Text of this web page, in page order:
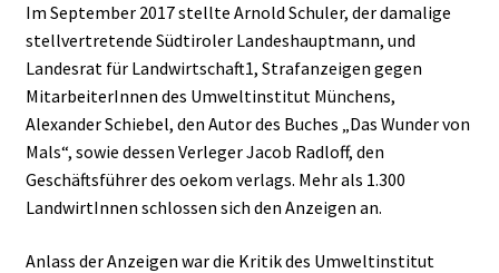
Im September 2017 stellte Arnold Schuler, der damalige
stellvertretende Südtiroler Landeshauptmann, und
Landesrat für Landwirtschaft1, Strafanzeigen gegen
MitarbeiterInnen des Umweltinstitut Münchens,
Alexander Schiebel, den Autor des Buches „Das Wunder von
Mals“, sowie dessen Verleger Jacob Radloff, den
Geschäftsführer des oekom verlags. Mehr als 1.300
LandwirtInnen schlossen sich den Anzeigen an.
Anlass der Anzeigen war die Kritik des Umweltinstitut